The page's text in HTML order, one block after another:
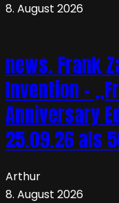
8. August 2026
news. Frank
Invention –
Anniversary
25.09.26 als
Arthur
8. August 2026